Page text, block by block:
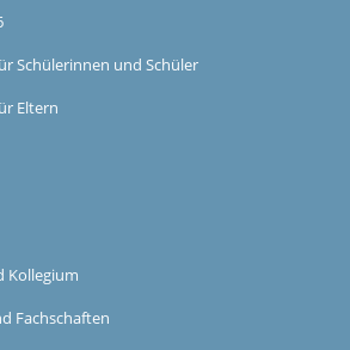
Schülerinnen und Schüler
Eltern
Kollegium
Fachschaften